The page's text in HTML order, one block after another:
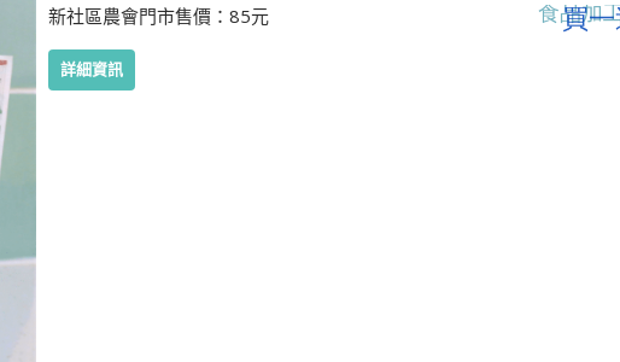
新社區農會門市售價：85元
詳細資訊